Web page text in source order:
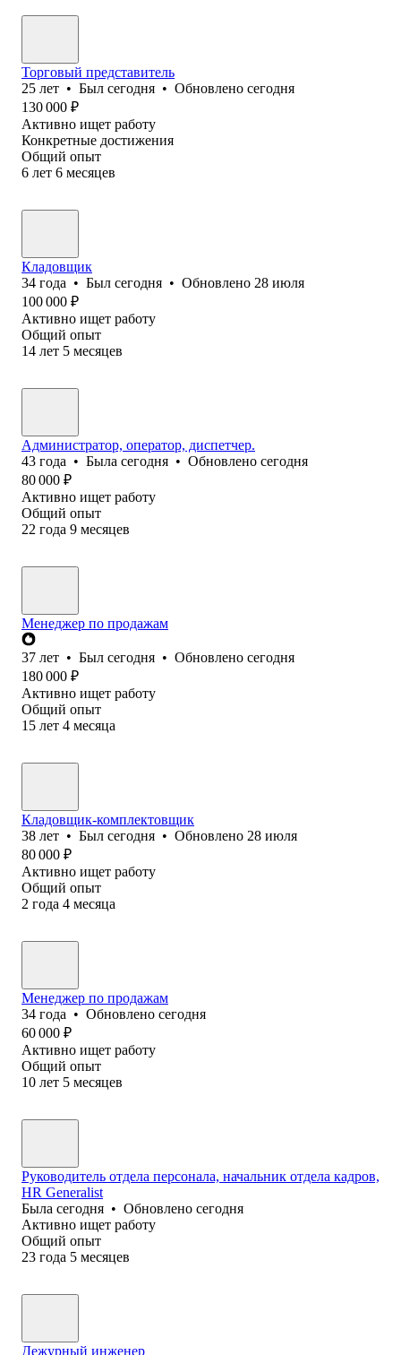
Торговый представитель
25 лет • Был сегодня • Обновлено сегодня
130 000 ₽
Активно ищет работу
Конкретные достижения
Общий опыт
6 лет 6 месяцев
Кладовщик
34 года • Был сегодня • Обновлено 28 июля
100 000 ₽
Активно ищет работу
Общий опыт
14 лет 5 месяцев
Администратор, оператор, диспетчер.
43 года • Была сегодня • Обновлено сегодня
80 000 ₽
Активно ищет работу
Общий опыт
22 года 9 месяцев
Менеджер по продажам
37 лет • Был сегодня • Обновлено сегодня
180 000 ₽
Активно ищет работу
Общий опыт
15 лет 4 месяца
Кладовщик-комплектовщик
38 лет • Был сегодня • Обновлено 28 июля
80 000 ₽
Активно ищет работу
Общий опыт
2 года 4 месяца
Менеджер по продажам
34 года • Обновлено сегодня
60 000 ₽
Активно ищет работу
Общий опыт
10 лет 5 месяцев
Руководитель отдела персонала, начальник отдела кадров,
HR Generalist
Была сегодня • Обновлено сегодня
Активно ищет работу
Общий опыт
23 года 5 месяцев
Дежурный инженер